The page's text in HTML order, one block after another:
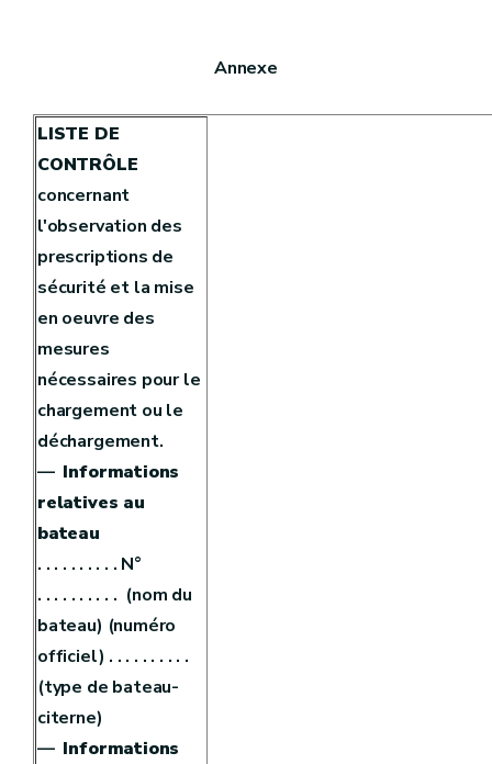
Annexe
LISTE DE
CONTRÔLE
concernant
l'observation des
prescriptions de
sécurité et la mise
en oeuvre des
mesures
nécessaires pour le
chargement ou le
déchargement.
— Informations
relatives au
bateau
. . . . . . . . . . N°
. . . . . . . . . . (nom du
bateau) (numéro
officiel) . . . . . . . . . .
(type de bateau-
citerne)
— Informations